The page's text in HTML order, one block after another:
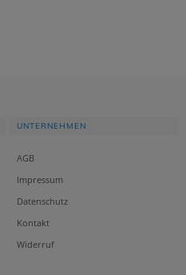
UNTERNEHMEN
AGB
Impressum
Datenschutz
Kontakt
Widerruf